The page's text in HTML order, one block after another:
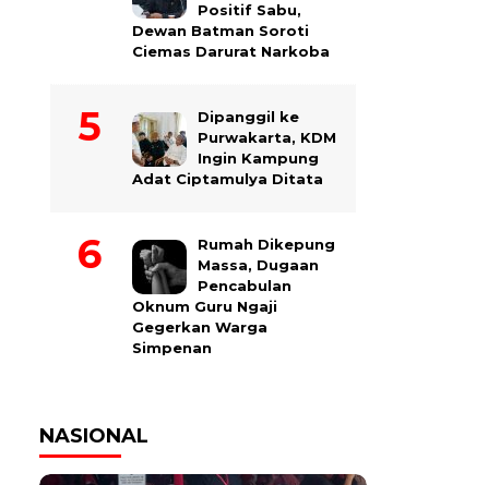
Positif Sabu,
Dewan Batman Soroti
Ciemas Darurat Narkoba
Dipanggil ke
Purwakarta, KDM
Ingin Kampung
Adat Ciptamulya Ditata
Rumah Dikepung
Massa, Dugaan
Pencabulan
Oknum Guru Ngaji
Gegerkan Warga
Simpenan
NASIONAL